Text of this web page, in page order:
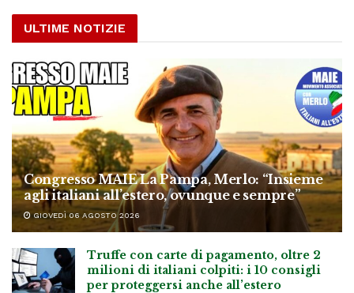
ULTIME NOTIZIE
Congresso MAIE La Pampa, Merlo: “Insieme
agli italiani all’estero, ovunque e sempre”
GIOVEDÌ 06 AGOSTO 2026
Truffe con carte di pagamento, oltre 2
milioni di italiani colpiti: i 10 consigli
per proteggersi anche all’estero